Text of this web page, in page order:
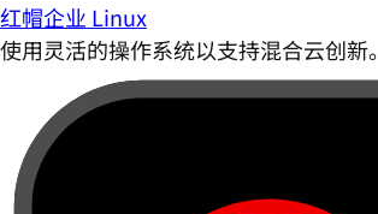
红帽企业 Linux
使用灵活的操作系统以支持混合云创新。